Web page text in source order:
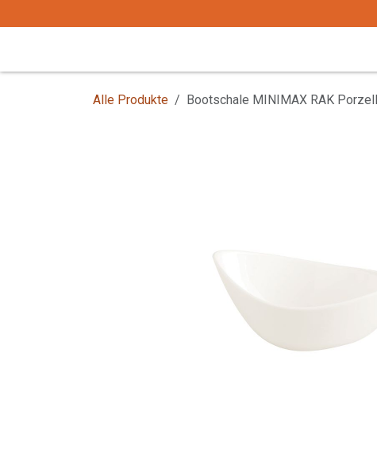
Alle Produkte Bootschale MINIMAX RAK